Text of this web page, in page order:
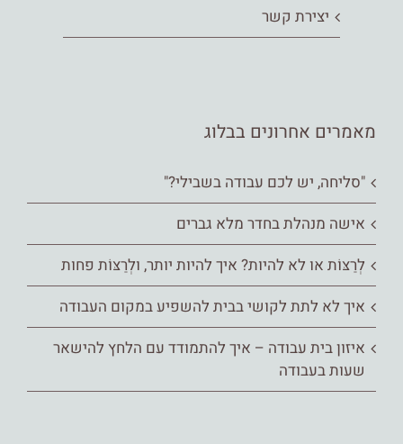
יצירת קשר
מאמרים אחרונים בבלוג
"סליחה, יש לכם עבודה בשבילי?"
אישה מנהלת בחדר מלא גברים
לְרַצּוֹת או לא להיות? איך להיות יותר, ולְרַצּוֹת פחות
איך לא לתת לקושי בבית להשפיע במקום העבודה
איזון בית עבודה – איך להתמודד עם הלחץ להישאר
שעות בעבודה